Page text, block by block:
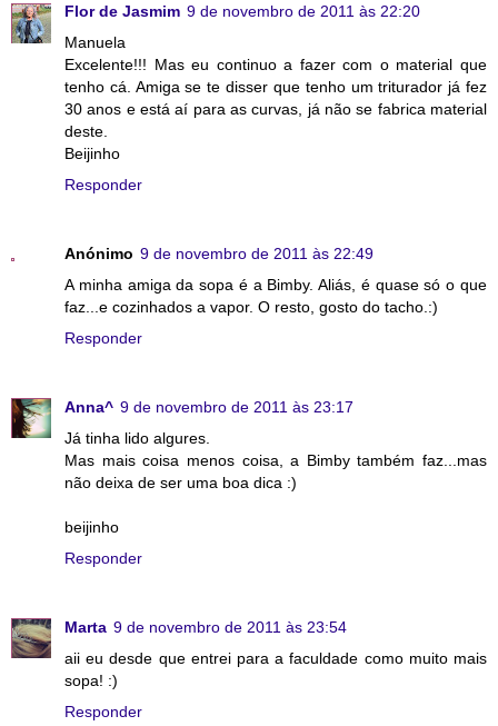
Flor de Jasmim 9 de novembro de 2011 às 22:20
Manuela
Excelente!!! Mas eu continuo a fazer com o material que
tenho cá. Amiga se te disser que tenho um triturador já fez
30 anos e está aí para as curvas, já não se fabrica material
deste.
Beijinho
Responder
Anónimo 9 de novembro de 2011 às 22:49
A minha amiga da sopa é a Bimby. Aliás, é quase só o que
faz...e cozinhados a vapor. O resto, gosto do tacho.:)
Responder
Anna^ 9 de novembro de 2011 às 23:17
Já tinha lido algures.
Mas mais coisa menos coisa, a Bimby também faz...mas
não deixa de ser uma boa dica :)
beijinho
Responder
Marta 9 de novembro de 2011 às 23:54
aii eu desde que entrei para a faculdade como muito mais
sopa! :)
Responder